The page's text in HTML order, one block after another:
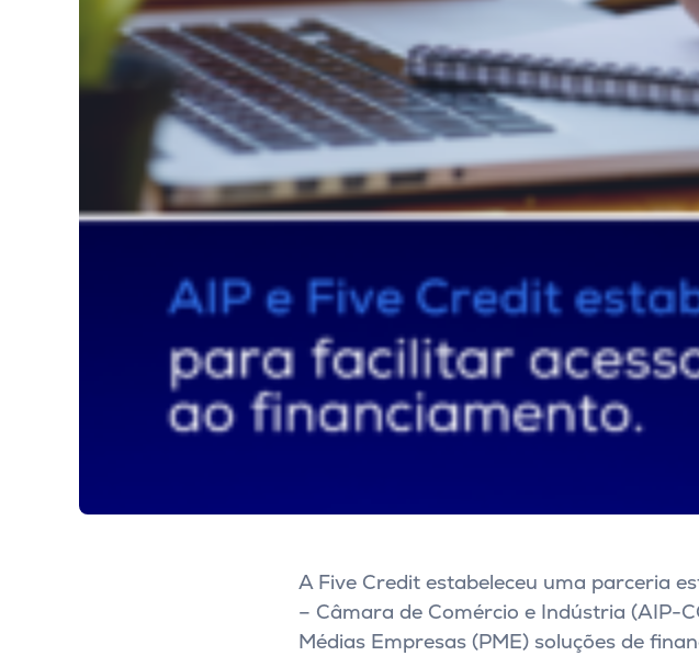
A Five Credit estabeleceu uma parceria
– Câmara de Comércio e Indústria (AIP-
Médias Empresas (PME) soluções de